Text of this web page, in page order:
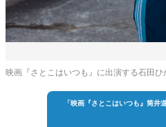
映画『さとこはいつも』に出演する石田
「映画『さとこはいつも』筒